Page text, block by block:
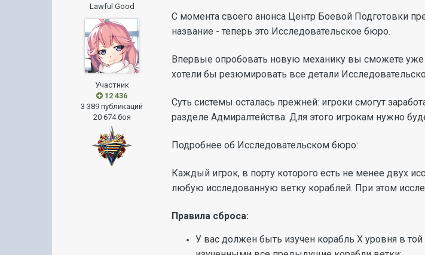
Lawful Good
Участник
12 436
3 389 публикаций
20 674 боя
С момента своего анонса Центр Боевой Подготовки
название - теперь это Исследовательское бюро.
Впервые опробовать новую механику вы сможете уже
хотели бы резюмировать все детали
Суть системы осталась прежней: игроки смогут
разделе Адмиралтейства. Для этого игрокам нужно
Подробнее об Исследовательском бюро:
Каждый игрок, в порту которого есть не менее двух
любую исследованную ветку кораблей. При этом
Правила сброса:
У вас должен быть изучен корабль X уровня в